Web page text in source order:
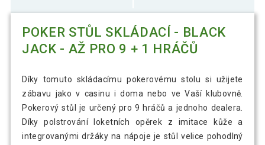
POKER STŮL SKLÁDACÍ - BLACK
JACK - AŽ PRO 9 + 1 HRÁČŮ
Díky tomuto skládacímu pokerovému stolu si užijete
zábavu jako v casinu i doma nebo ve Vaší klubovně.
Pokerový stůl je určený pro 9 hráčů a jednoho dealera.
Díky polstrování loketních opěrek z imitace kůže a
integrovanými držáky na nápoje je stůl velice pohodlný